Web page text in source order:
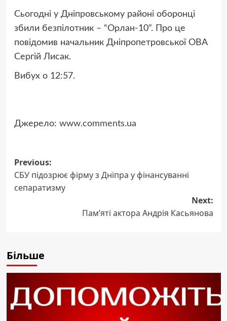
Сьогодні у Дніпровському районі оборонці
збили безпілотник – “Орлан-10”. Про це
повідомив начальник Дніпропетровської ОВА
Сергій Лисак.
Вибух о 12:57.
Джерело: www.comments.ua
Post
navigation
Previous:
СБУ підозрює фірму з Дніпра у фінансуванні
сепаратизму
Next:
Пам’яті актора Андрія Касьянова
Більше